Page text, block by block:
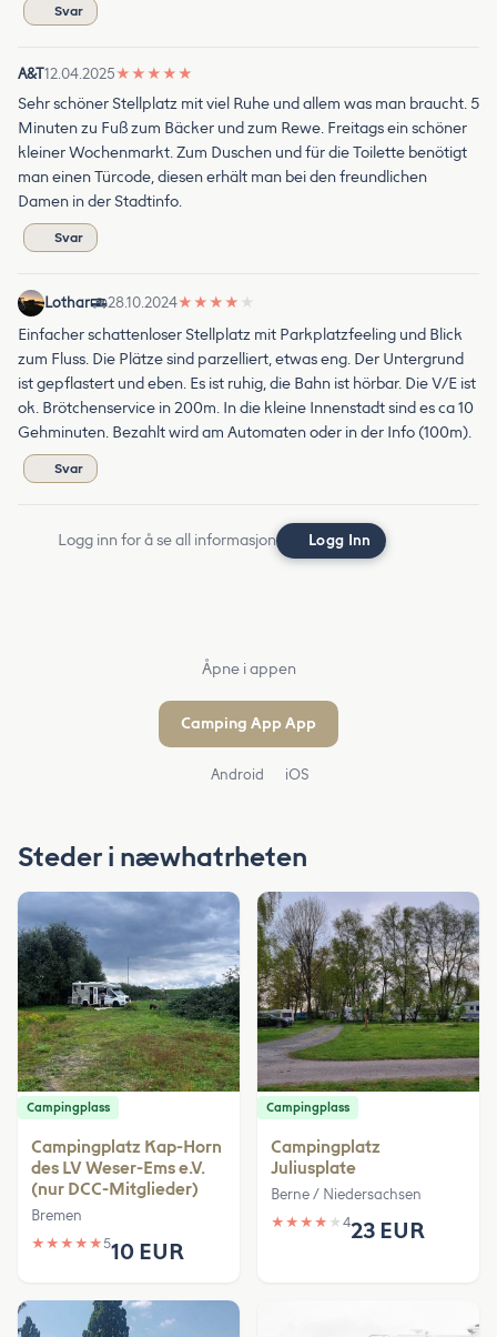
Svar
A&T12.04.2025★ ★ ★ ★ ★
Sehr schöner Stellplatz mit viel Ruhe und allem was man braucht. 5
Minuten zu Fuß zum Bäcker und zum Rewe. Freitags ein schöner
kleiner Wochenmarkt. Zum Duschen und für die Toilette benötigt
man einen Türcode, diesen erhält man bei den freundlichen
Damen in der Stadtinfo.
Svar
Lothar 28.10.2024★ ★ ★ ★ ★
Einfacher schattenloser Stellplatz mit Parkplatzfeeling und Blick
zum Fluss. Die Plätze sind parzelliert, etwas eng. Der Untergrund
ist gepflastert und eben. Es ist ruhig, die Bahn ist hörbar. Die V/E ist
ok. Brötchenservice in 200m. In die kleine Innenstadt sind es ca 10
Gehminuten. Bezahlt wird am Automaten oder in der Info (100m).
Svar
Logg inn for å se all informasjon Logg Inn
Åpne i appen
Camping App App
Android iOS
Steder i næwhatrheten
Campingplass
Campingplatz Kap-Horn
des LV Weser-Ems e.V.
(nur DCC-Mitglieder)
Bremen
★ ★ ★ ★ ★510 EUR
Campingplass
Campingplatz
Juliusplate
Berne / Niedersachsen
★ ★ ★ ★ ★ 423 EUR